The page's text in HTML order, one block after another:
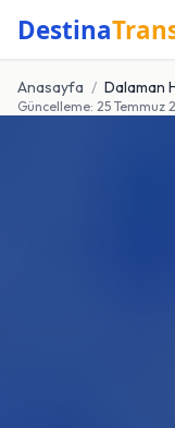
Destina
Anasayfa / Dalaman
Güncelleme: 25 Temmuz